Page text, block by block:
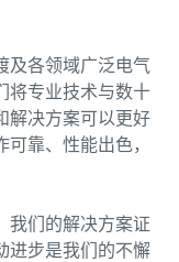
及各领域广泛电气
将专业技术与数十
解决方案可以更好
靠、性能出色，
我们的解决方案证
进步是我们的不懈